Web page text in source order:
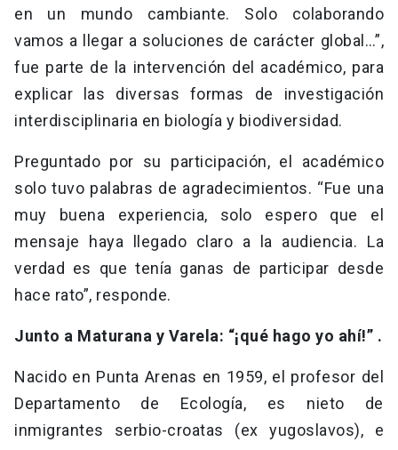
en un mundo cambiante. Solo colaborando
vamos a llegar a soluciones de carácter global…”,
fue parte de la intervención del académico, para
explicar las diversas formas de investigación
interdisciplinaria en biología y biodiversidad.
Preguntado por su participación, el académico
solo tuvo palabras de agradecimientos. “Fue una
muy buena experiencia, solo espero que el
mensaje haya llegado claro a la audiencia. La
verdad es que tenía ganas de participar desde
hace rato”, responde.
Junto a Maturana y Varela: “¡qué hago yo ahí!” .
Nacido en Punta Arenas en 1959, el profesor del
Departamento de Ecología, es nieto de
inmigrantes serbio-croatas (ex yugoslavos), e